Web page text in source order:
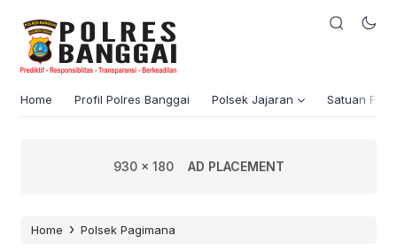
Home Profil Polres Banggai Polsek Jajaran Satuan
930 x 180 AD PLACEMENT
Home › Polsek Pagimana